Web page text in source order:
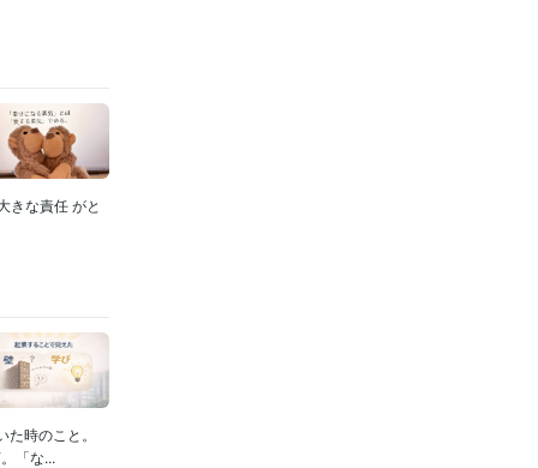
きな責任 がと
時のこと。
「な...